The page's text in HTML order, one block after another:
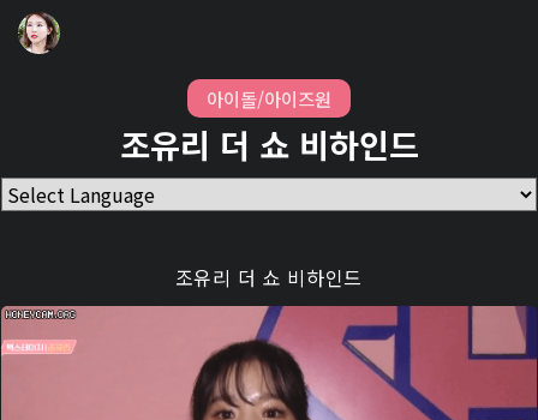
아이돌/아이즈원
조유리 더 쇼 비하인드
조유리 더 쇼 비하인드